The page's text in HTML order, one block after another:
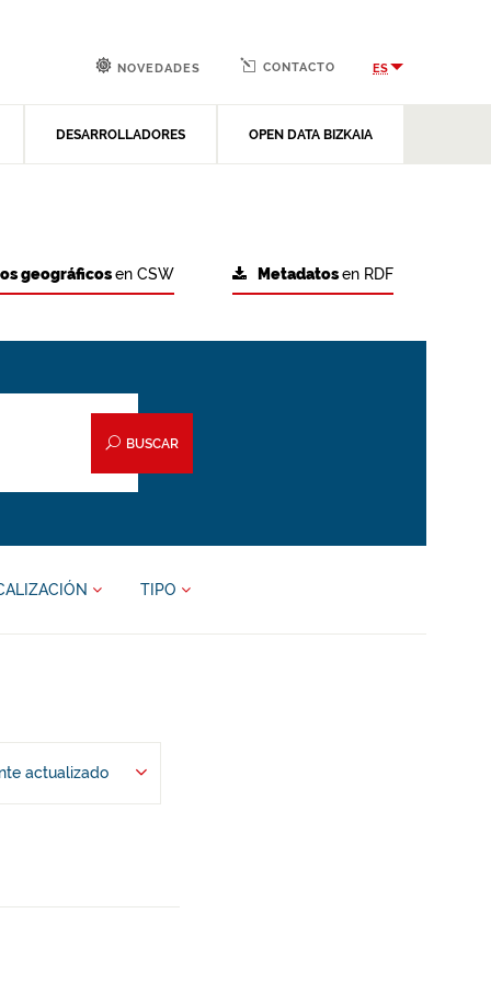
DESARROLLADORES OPEN DATA BIZKAIA
NOVEDADES CONTACTO ES
Metadatosen RDF
geográficosen CSW
BUSCAR
TIPO
actualizado